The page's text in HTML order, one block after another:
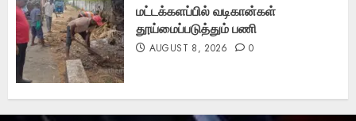
மட்டக்களப்பில் வடிகான்கள்
தூய்மைப்படுத்தும் பணி
AUGUST 8, 2026 0